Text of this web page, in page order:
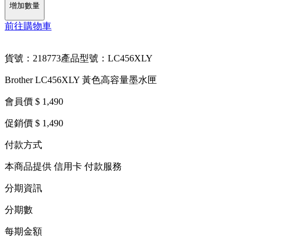
增加數量
前往購物車
貨號：218773產品型號：LC456XLY
Brother LC456XLY 黃色高容量墨水匣
會員價 $ 1,490
促銷價 $ 1,490
付款方式
本商品提供 信用卡 付款服務
分期資訊
分期數
每期金額